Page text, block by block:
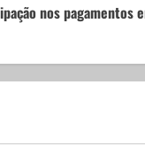
nos pagamentos